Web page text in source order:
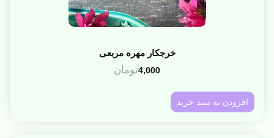
خرجکار مهره مربعی
4,000تومان
افزودن به سبد خرید